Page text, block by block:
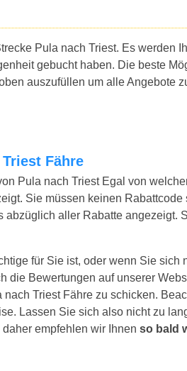
Pula nach Triest. Es werden
gebucht haben. Die beste
auszufüllen um alle Angebote
Fähre
Pula nach Triest Egal von
Sie müssen keinen Rabattcode
abzüglich aller Rabatte angezeigt.
für Sie ist, oder wenn Sie sich
die Bewertungen auf unserer
Triest Fähre zu schicken.
Lassen Sie sich also nicht zu
empfehlen wir Ihnen so bald